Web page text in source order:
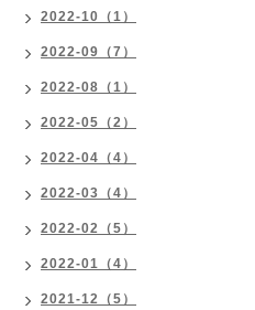
2022-10（1）
2022-09（7）
2022-08（1）
2022-05（2）
2022-04（4）
2022-03（4）
2022-02（5）
2022-01（4）
2021-12（5）